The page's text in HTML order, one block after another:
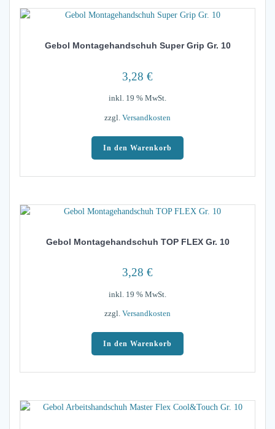
Gebol Montagehandschuh Super Grip Gr. 10
3,28 €
inkl. 19 % MwSt.
zzgl. Versandkosten
In den Warenkorb
Gebol Montagehandschuh TOP FLEX Gr. 10
3,28 €
inkl. 19 % MwSt.
zzgl. Versandkosten
In den Warenkorb